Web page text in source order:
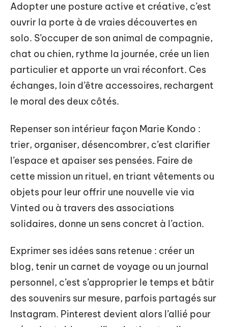
Adopter une posture active et créative, c’est
ouvrir la porte à de vraies découvertes en
solo. S’occuper de son animal de compagnie,
chat ou chien, rythme la journée, crée un lien
particulier et apporte un vrai réconfort. Ces
échanges, loin d’être accessoires, rechargent
le moral des deux côtés.
Repenser son intérieur façon Marie Kondo :
trier, organiser, désencombrer, c’est clarifier
l’espace et apaiser ses pensées. Faire de
cette mission un rituel, en triant vêtements ou
objets pour leur offrir une nouvelle vie via
Vinted ou à travers des associations
solidaires, donne un sens concret à l’action.
Exprimer ses idées sans retenue : créer un
blog, tenir un carnet de voyage ou un journal
personnel, c’est s’approprier le temps et bâtir
des souvenirs sur mesure, parfois partagés sur
Instagram. Pinterest devient alors l’allié pour